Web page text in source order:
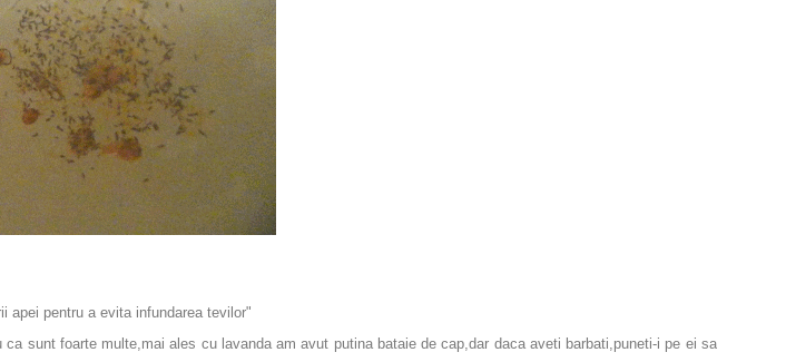
apei pentru a evita infundarea tevilor"
sunt foarte multe,mai ales cu lavanda am avut putina bataie de cap,dar daca aveti barbati,puneti-i pe ei sa